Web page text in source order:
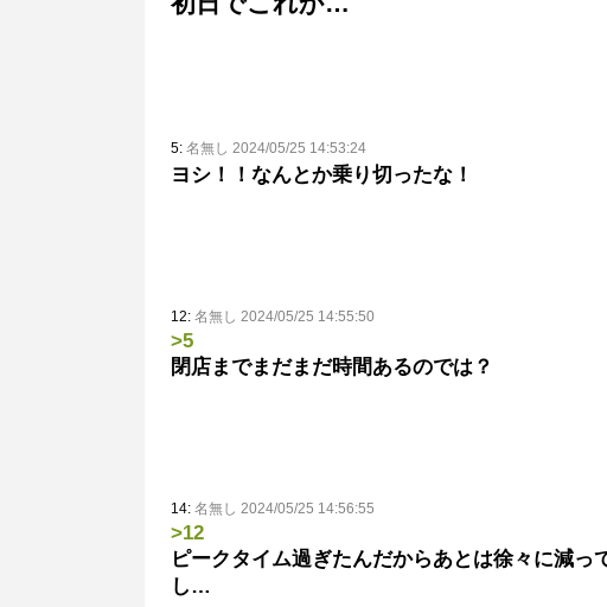
5: 名無し 2024/05/25 14:53:24
ヨシ！！なんとか乗り切ったな！
12: 名無し 2024/05/25 14:55:50
>5
閉店までまだまだ時間あるのでは？
14: 名無し 2024/05/25 14:56:55
>12
ピークタイム過ぎたんだからあとは徐々に減
し…